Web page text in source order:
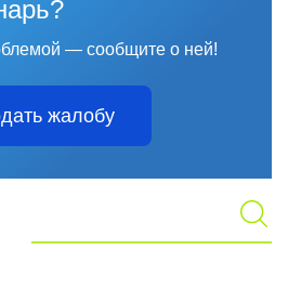
— сообщите о ней!
жалобу